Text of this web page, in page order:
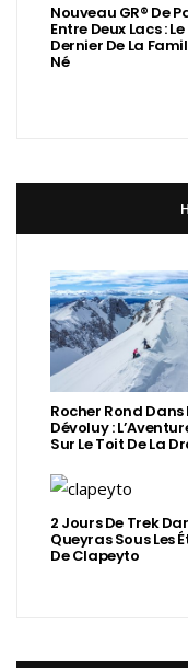
Nouveau GR® De
Entre Deux Lacs :
Dernier De La
Né
Rocher Rond Dans
Dévoluy :
Sur Le Toit De La
2 Jours De Trek
Queyras Sous Les
De Clapeyto